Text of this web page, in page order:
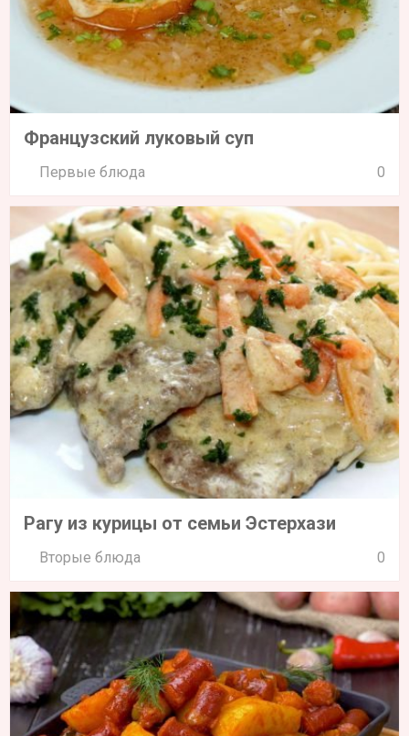
Французский луковый суп
Первые блюда 0
Рагу из курицы от семьи Эстерхази
Вторые блюда 0